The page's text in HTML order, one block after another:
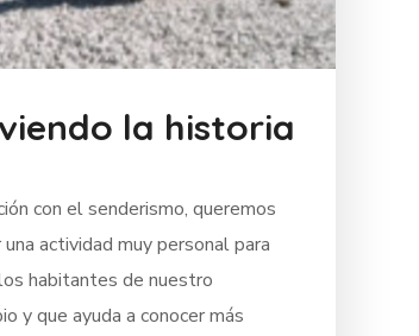
la historia
con el senderismo, queremos
actividad muy personal para
habitantes de nuestro
y que ayuda a conocer más